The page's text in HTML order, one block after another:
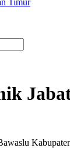
Timur